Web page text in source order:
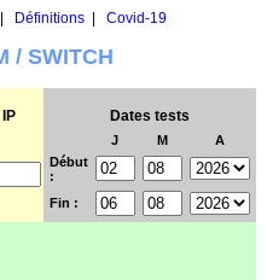
Définitions| Covid-19
/ SWITCH
Dates tests
J M
A
Début
:
Fin :